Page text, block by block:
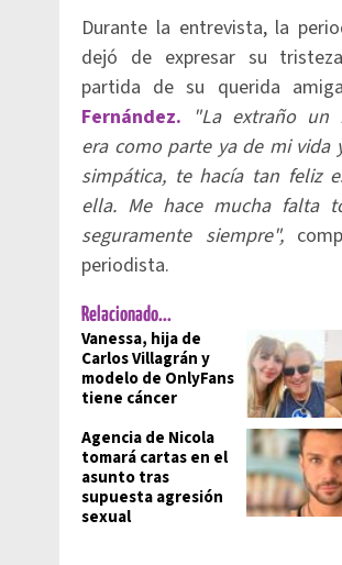
Durante la entrevista, la
dejó de expresar su
partida de su querida amiga
Fernández. "La extraño un
era como parte ya de mi vida
simpática, te hacía tan feliz
ella. Me hace mucha falta
seguramente siempre",
periodista.
Relacionado...
Vanessa, hija de
Carlos Villagrán y
modelo de OnlyFans
tiene cáncer
Agencia de Nicola
tomará cartas en el
asunto tras
supuesta agresión
sexual